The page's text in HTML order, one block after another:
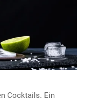
Cocktails. Ein